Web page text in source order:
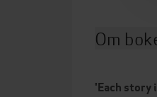
Om
'Each story